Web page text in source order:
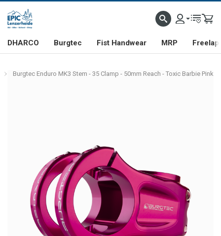
DHARCO Burgtec Fist Handwear MRP Freelap
Burgtec Enduro MK3 Stem - 35 Clamp - 50mm Reach - Toxic Barbie Pink